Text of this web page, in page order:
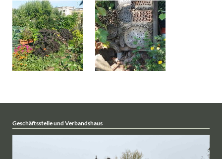
Geschäftsstelle und Verbandshaus